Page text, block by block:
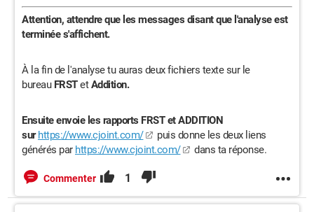
Attention, attendre que les messages disant que l'analyse est
terminée s'affichent.
À la fin de l'analyse tu auras deux fichiers texte sur le
bureau FRSTetAddition.
Ensuite envoie les rapports FRST et ADDITION
surhttps://www.cjoint.com/
puis donne les deux liens
générés par https://www.cjoint.com/ dans ta réponse.
Commenter 1